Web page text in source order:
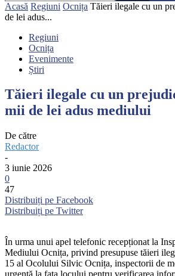
Acasă Regiuni Ocnița Tăieri ilegale cu un
de lei adus...
Regiuni
Ocnița
Evenimente
Știri
Tăieri ilegale cu un
mii de lei adus mediului
De către
Redactor
-
3 iunie 2026
0
47
Distribuiți pe Facebook
Distribuiți pe Twitter
În urma unui apel telefonic recepționat la
Mediului Ocnița, privind presupuse tăieri
15 al Ocolului Silvic Ocnița, inspectorii de